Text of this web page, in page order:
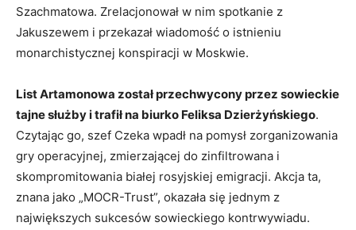
Szachmatowa. Zrelacjonował w nim spotkanie z
Jakuszewem i przekazał wiadomość o istnieniu
monarchistycznej konspiracji w Moskwie.
List Artamonowa został przechwycony przez sowieckie
tajne służby i trafił na biurko Feliksa Dzierżyńskiego.
Czytając go, szef Czeka wpadł na pomysł zorganizowania
gry operacyjnej, zmierzającej do zinfiltrowana i
skompromitowania białej rosyjskiej emigracji. Akcja ta,
znana jako „MOCR-Trust”, okazała się jednym z
największych sukcesów sowieckiego kontrwywiadu.